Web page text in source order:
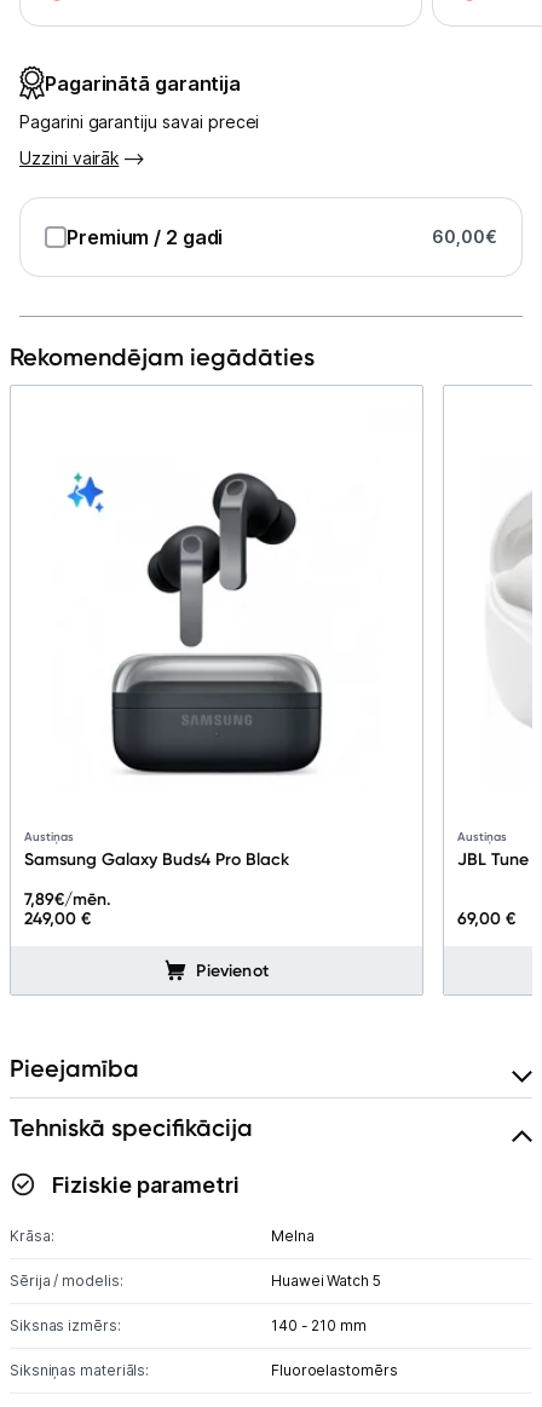
Pagarinātā garantija
Pagarini garantiju savai precei
Uzzini vairāk
Premium / 2 gadi 60,00€
Rekomendējam iegādāties
Austiņas
Samsung Galaxy Buds4 Pro Black
249,00 €
7,89€/mēn.
Pievienot
Austiņas
JBL Tune
69,00 €
Pieejamība
Tehniskā specifikācija
Fiziskie parametri
Krāsa: Melna
Sērija / modelis: Huawei Watch 5
Siksnas izmērs: 140 - 210 mm
Siksniņas materiāls: Fluoroelastomērs